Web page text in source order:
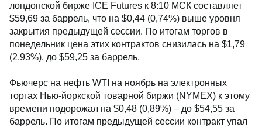
лондонской бирже ICE Futures к 8:10 МСК составляет
$59,69 за баррель, что на $0,44 (0,74%) выше уровня
закрытия предыдущей сессии. По итогам торгов в
понедельник цена этих контрактов снизилась на $1,79
(2,93%), до $59,25 за баррель.
Фьючерс на нефть WTI на ноябрь на электронных
торгах Нью-йоркской товарной биржи (NYMEX) к этому
времени подорожал на $0,48 (0,89%) – до $54,55 за
баррель. По итогам предыдущей сессии контракт упал